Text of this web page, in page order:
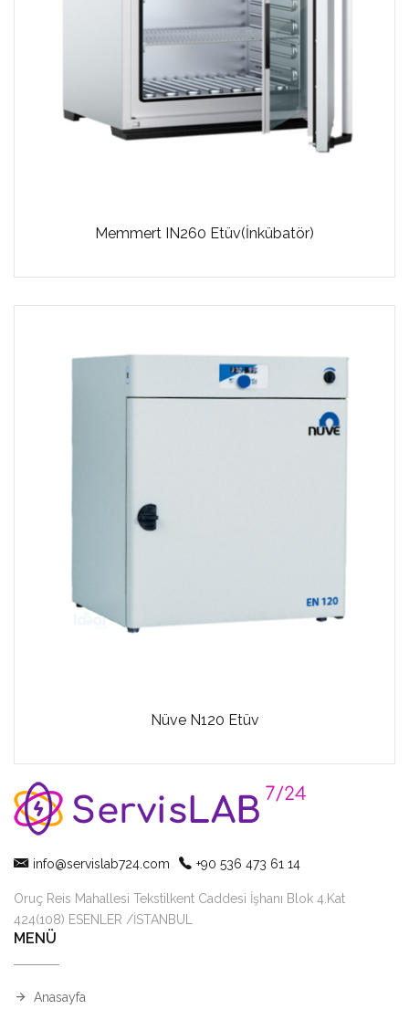
Memmert IN260 Etüv(İnkübatör)
Nüve N120 Etüv
info@servislab724.com +90 536 473 61 14
Oruç Reis Mahallesi Tekstilkent Caddesi İşhanı Blok 4.Kat
424(108) ESENLER /İSTANBUL
MENÜ
Anasayfa